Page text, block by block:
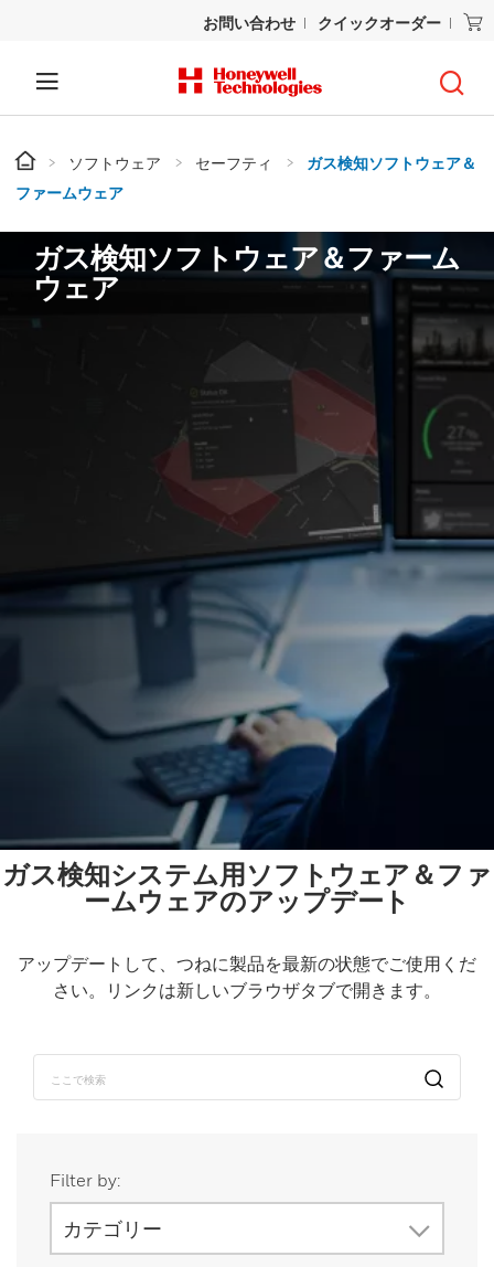
お問い合わせ クイックオーダー
ソフトウェア セーフティ
ガス検知ソフトウェア＆
ファームウェア
ガス検知ソフトウェア＆ファーム
ウェア
ガス検知システム用ソフトウェア＆ファ
ームウェアのアップデート
アップデートして、つねに製品を最新の状態でご使用くだ
さい。リンクは新しいブラウザタブで開きます。
Filter by:
カテゴリー